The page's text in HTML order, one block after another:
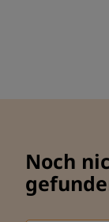
Noch